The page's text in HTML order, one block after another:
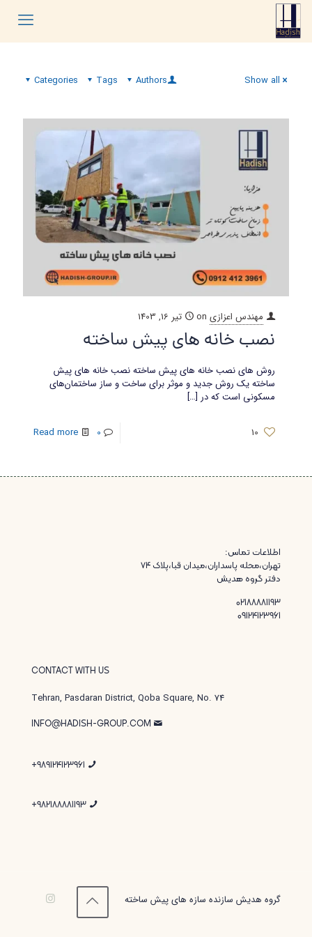
Categories Tags Authors Show all
مهندس اعزازی on تیر 16, 1403
نصب خانه های پیش ساخته
روش های نصب خانه های پیش ساخته نصب خانه های پیش
ساخته یک روش جدید و موثر برای ساخت و ساز ساختمان‌های
مسکونی است که در […]
10
0
Read more
اطلاعات تماس:
تهران،محله پاسداران،میدان قبا،پلاک ۷۴
دفتر گروه هدیش
02188881193
09124123961
CONTACT WITH US
Tehran, Pasdaran District, Qoba Square, No. 74
گروه هدیش سازنده سازه های پیش ساخته